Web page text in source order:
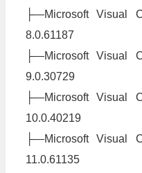
├—Microsoft Visual
8.0.61187
├—Microsoft Visual
9.0.30729
├—Microsoft Visual
10.0.40219
├—Microsoft Visual
11.0.61135